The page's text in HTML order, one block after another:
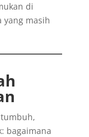
di
yang masih
bagaimana